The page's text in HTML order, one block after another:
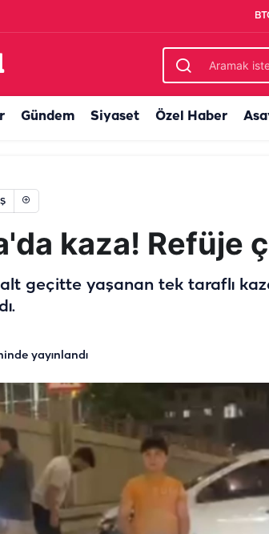
Gündem Siyaset Özel Haber
kaza! Refüje
geçitte yaşanan tek taraflı
yayınlandı